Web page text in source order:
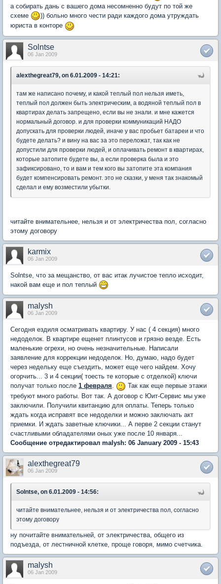
а собирать дань с вашего дома несомненно будут по той же
схеме
)) больно много чести ради каждого дома утруждать
юриста в конторе
Solntse
06 Jan 2009
alexthegreat79, on 6.01.2009 - 14:21:
там же написано почему, и какой теплый пол нельзя иметь,
теплый пол должен быть электрическим, а водяной теплый пол в
квартирах делать запрещено, если вы не знали. и мне кажется
нормальный договор. и для проверки коммуникаций НАДО
допускать для проверки людей, иначе у вас пробьет батареи и что
будете делать? и вину на вас за это переложат, так как не
допустили для проверки людей, и оплачивать ремонт в квартирах,
которые затопите будете вы, а если проверка была и это
зафиксировано, то и вам и тем кого вы затопите эта компания
будет компенсировать ремонт. это не сказки, у меня так знакомый
сделал и ему возместили убытки.
читайте внимательнее, нельзя и от электричества пол, согласно
этому договору
karmix
06 Jan 2009
Solntse, что за мещанство, от вас итак лучистое тепло исходит,
накой вам еще и пол теплый
malysh
06 Jan 2009
Сегодня ездиля осматривать квартиру. У нас ( 4 секция) много
недоделок. В квартире ещенет плинтусов и грязно везде. Есть
маленькие огрехи, но очень незначительные. Написали
заявление для коррекции недоделок. Но, думаю, надо будет
через недельку еще съездить, может еще чего найдем. Хочу
огорчить... 3 и 4 секции( тоесть те которые с отделкой) ключи
получат только после 1 февраля.
Так как еще первые этажи
требуют много работы. Вот так. А договор с Юит-Сервис мы уже
заключили. Получили квитанцию для оплаты. Теперь только
ждать когда исправят все недоделки и можно заключать акт
приемки. И ждать заветные ключики... А перве 2 секции станут
счастливыми обладателями оных уже после 10 января...
Сообщение отредактировал malysh: 06 January 2009 - 15:43
alexthegreat79
06 Jan 2009
Solntse, on 6.01.2009 - 14:56:
читайте внимательнее, нельзя и от электричества пол, согласно
этому договору
ну почитайте внимательней, от электричества, общего из
подъезда, от лестничной клетке, проще говоря, мимо счетчика.
malysh
06 Jan 2009